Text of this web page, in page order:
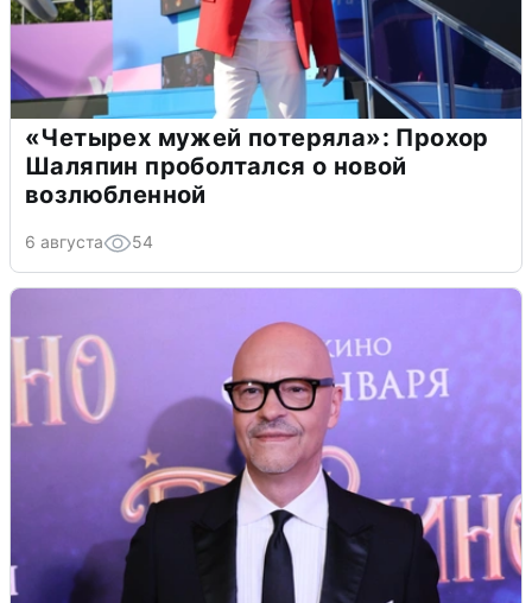
«Четырех мужей потеряла»: Прохор
Шаляпин проболтался о новой
возлюбленной
6 августа 54